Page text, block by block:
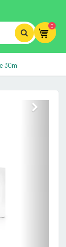
0
30ml